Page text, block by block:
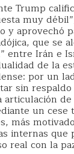
Trump
muy
y aprovechó
que se
entre Irán e
de la
por un
sin
de
un cese
más
internas que
real con la